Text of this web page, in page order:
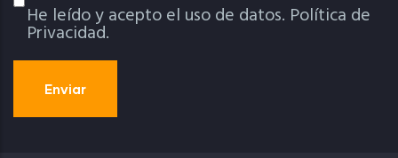
Política De Privacidad
He leído y acepto el uso de datos. Política de
Privacidad.